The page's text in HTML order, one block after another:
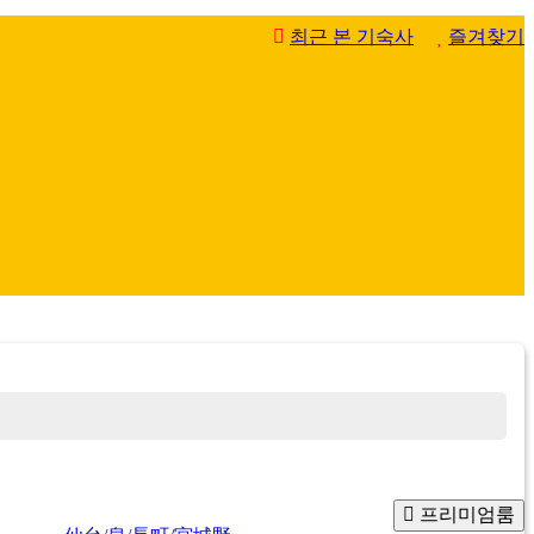
최근 본 기숙사 즐겨찾기
프리미엄룸